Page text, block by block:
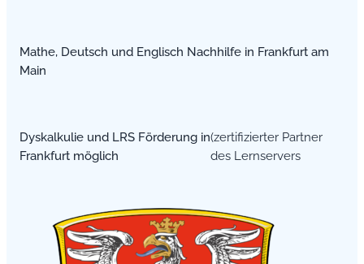
Mathe, Deutsch und Englisch Nachhilfe in Frankfurt am
Main
Dyskalkulie und LRS Förderung in
Frankfurt möglich
(zertifizierter Partner
des Lernservers